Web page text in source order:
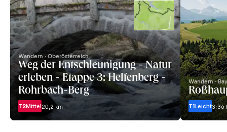
Wandern · Oberösterreich
Weg der Entschleunigung - Natur
erleben - Etappe 3: Helfenberg -
Rohrbach-Berg
T2Mittel20,2 km
Wandern ·
T1Leicht3:36